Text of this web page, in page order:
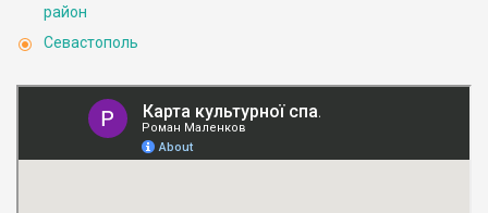
район
Севастополь